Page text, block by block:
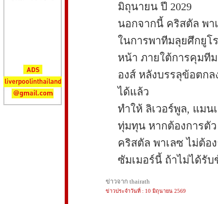
มิถุนายน ปี 2029
นอกจากนี้ คริสตัล พา
ในการพาทีมลุยศึกยูโ
หน้า ภายใต้การคุมที
องส์ หลังบรรลุข้อตกล
ได้แล้ว
ทำให้ ลิเวอร์พูล, แมน
ทุ่มทุน หากต้องการตั
คริสตัล พาเลซ ไม่ต้
ซัมเมอร์นี้ ถ้าไม่ได้รั
ข่าวจาก thairath
ข่าวประจำวันที่ : 10 มิถุนายน 2569